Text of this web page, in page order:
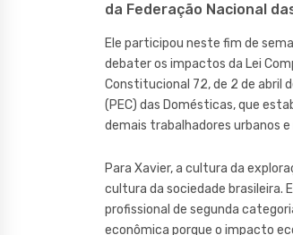
da Federação Nacional
Ele participou neste fim de
debater os impactos da Lei
Constitucional 72, de 2 de abril
(PEC) das Domésticas, que
demais trabalhadores urbanos e
Para Xavier, a cultura da
cultura da sociedade brasileira.
profissional de segunda
econômica porque o impacto